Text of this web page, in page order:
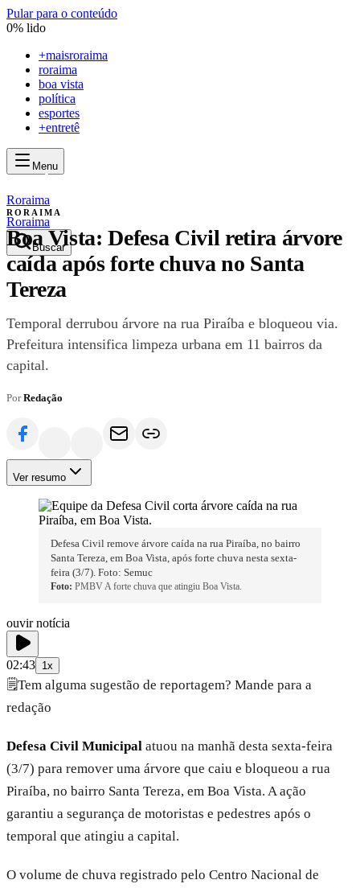
Pular para o conteúdo
0% lido
+maisroraima
roraima
boa vista
política
esportes
+entretê
Menu
maisroraima
mais
Roraima
Buscar
Roraima
RORAIMA
Boa Vista: Defesa Civil retira árvore
caída após forte chuva no Santa
Tereza
Temporal derrubou árvore na rua Piraíba e bloqueou via.
Prefeitura intensifica limpeza urbana em 11 bairros da
capital.
PorRedação
Ver resumo
Defesa Civil remove árvore caída na rua Piraíba, no bairro
Santa Tereza, em Boa Vista, após forte chuva nesta sexta-
feira (3/7). Foto: Semuc
Foto: PMBV A forte chuva que atingiu Boa Vista.
ouvir notícia
02:43 1x
🗒️Tem alguma sugestão de reportagem? Mande para a
redação
Defesa Civil Municipal atuou na manhã desta sexta-feira
(3/7) para remover uma árvore que caiu e bloqueou a rua
Piraíba, no bairro Santa Tereza, em Boa Vista. A ação
garantiu a segurança de motoristas e pedestres após o
temporal que atingiu a capital.
O volume de chuva registrado pelo Centro Nacional de